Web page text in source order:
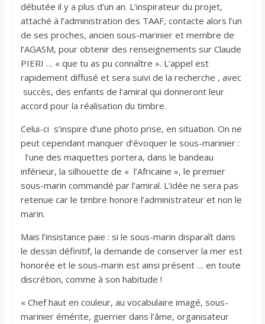
débutée il y a plus d’un an. L’inspirateur du projet,
attaché à l’administration des TAAF, contacte alors l’un
de ses proches, ancien sous-marinier et membre de
l’AGASM, pour obtenir des renseignements sur Claude
PIERI … « que tu as pu connaître ». L’appel est
rapidement diffusé et sera suivi de la recherche , avec
succès, des enfants de l’amiral qui donneront leur
accord pour la réalisation du timbre.
Celui-ci s’inspire d’une photo prise, en situation. On ne
peut cependant manquer d’évoquer le sous-marinier :
l’une des maquettes portera, dans le bandeau
inférieur, la silhouette de « l’Africaine », le premier
sous-marin commandé par l’amiral. L’idée ne sera pas
retenue car le timbre honore l’administrateur et non le
marin.
Mais l’insistance paie : si le sous-marin disparaît dans
le dessin définitif, la demande de conserver la mer est
honorée et le sous-marin est ainsi présent … en toute
discrétion, comme à son habitude !
« Chef haut en couleur, au vocabulaire imagé, sous-
marinier émérite, guerrier dans l’âme, organisateur